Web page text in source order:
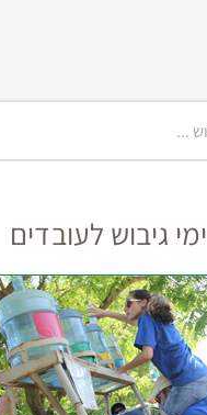
ימי גיבוש לעובדים